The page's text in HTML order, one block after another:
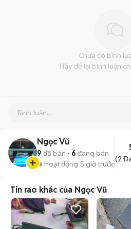
Ngọc Vũ
9 đã bán 6 đang bán
Hoạt động 5 giờ trước
(2
Chưa có bình
Hãy để lại bình luận
Tin rao khác của Ngọc Vũ